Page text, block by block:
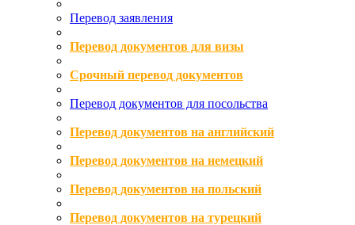
Перевод заявления
Перевод документов для визы
Срочный перевод документов
Перевод документов для посольства
Перевод документов на английский
Перевод документов на немецкий
Перевод документов на польский
Перевод документов на турецкий